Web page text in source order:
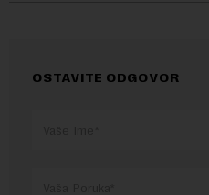
OSTAVITE ODGOVOR